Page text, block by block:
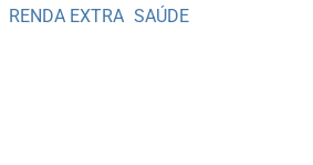
RENDA EXTRA SAÚDE